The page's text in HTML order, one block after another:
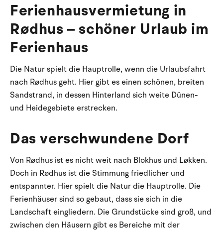
Ferienhausvermietung in
Rødhus – schöner Urlaub im
Ferienhaus
Die Natur spielt die Hauptrolle, wenn die Urlaubsfahrt
nach Rødhus geht. Hier gibt es einen schönen, breiten
Sandstrand, in dessen Hinterland sich weite Dünen-
und Heidegebiete erstrecken.
Das verschwundene Dorf
Von Rødhus ist es nicht weit nach Blokhus und Løkken.
Doch in Rødhus ist die Stimmung friedlicher und
entspannter. Hier spielt die Natur die Hauptrolle. Die
Ferienhäuser sind so gebaut, dass sie sich in die
Landschaft eingliedern. Die Grundstücke sind groß, und
zwischen den Häusern gibt es Bereiche mit der